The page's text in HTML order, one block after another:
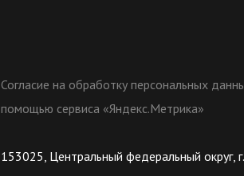
Согласие на обработку персональных
помощью сервиса «Яндекс.Метрика»
153025, Центральный федеральный округ,